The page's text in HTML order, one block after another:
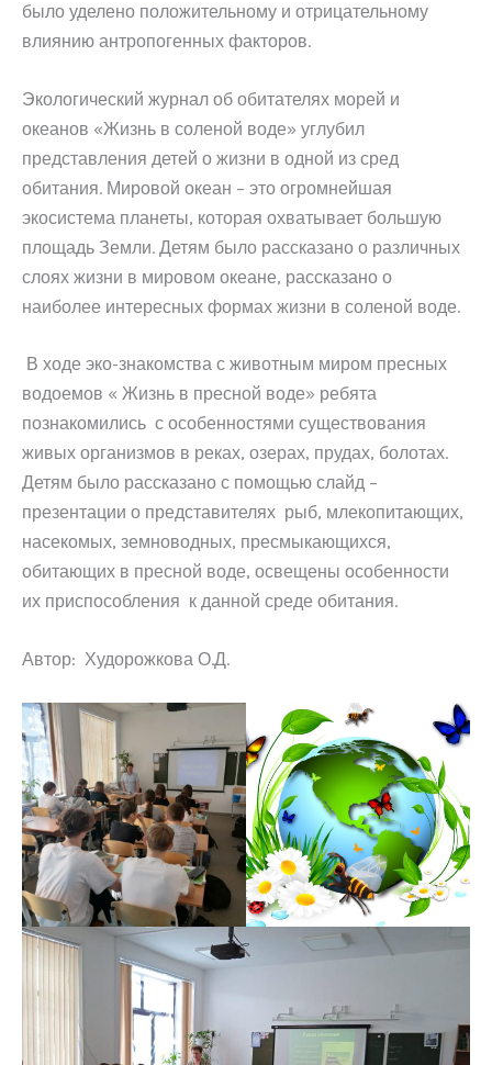
было уделено положительному и отрицательному
влиянию антропогенных факторов.
Экологический журнал об обитателях морей и
океанов «Жизнь в соленой воде» углубил
представления детей о жизни в одной из сред
обитания. Мировой океан – это огромнейшая
экосистема планеты, которая охватывает большую
площадь Земли. Детям было рассказано о различных
слоях жизни в мировом океане, рассказано о
наиболее интересных формах жизни в соленой воде.
В ходе эко-знакомства с животным миром пресных
водоемов « Жизнь в пресной воде» ребята
познакомились с особенностями существования
живых организмов в реках, озерах, прудах, болотах.
Детям было рассказано с помощью слайд –
презентации о представителях рыб, млекопитающих,
насекомых, земноводных, пресмыкающихся,
обитающих в пресной воде, освещены особенности
их приспособления к данной среде обитания.
Автор: Худорожкова О.Д.